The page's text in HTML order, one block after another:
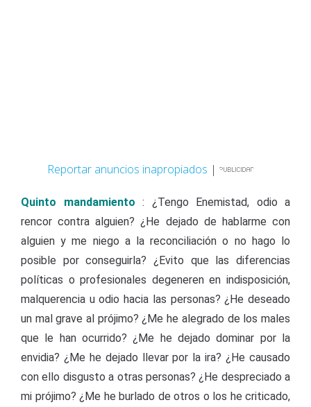
Reportar anuncios inapropiados |
Quinto mandamiento : ¿Tengo Enemistad, odio a
rencor contra alguien? ¿He dejado de hablarme con
alguien y me niego a la reconciliación o no hago lo
posible por conseguirla? ¿Evito que las diferencias
políticas o profesionales degeneren en indisposición,
malquerencia u odio hacia las personas? ¿He deseado
un mal grave al prójimo? ¿Me he alegrado de los males
que le han ocurrido? ¿Me he dejado dominar por la
envidia? ¿Me he dejado llevar por la ira? ¿He causado
con ello disgusto a otras personas? ¿He despreciado a
mi prójimo? ¿Me he burlado de otros o los he criticado,